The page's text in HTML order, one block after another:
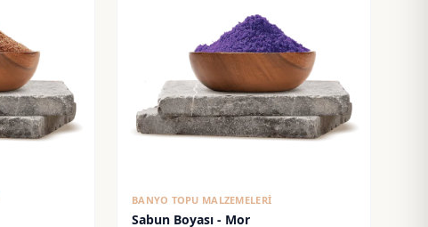
BANYO TOPU MALZEMELERI
Sabun Boyası - Mor